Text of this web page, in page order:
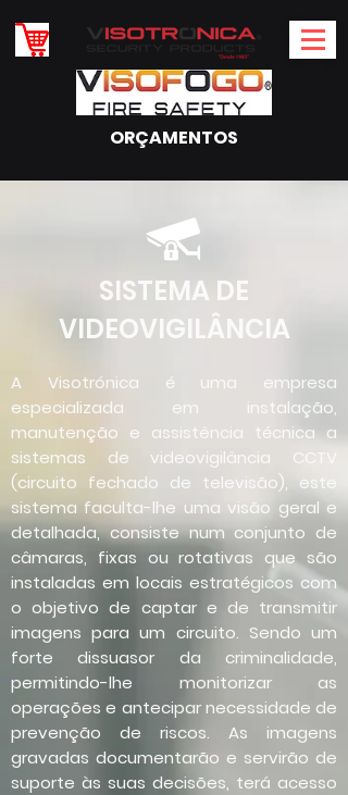
ORÇAMENTOS
SISTEMA DE
VIDEOVIGILÂNCIA
A Visotrónica é uma empresa
especializada em instalação,
manutenção e assistência técnica a
sistemas de videovigilância CCTV
(circuito fechado de televisão), este
sistema faculta-lhe uma visão geral e
detalhada, consiste num conjunto de
câmaras, fixas ou rotativas que são
instaladas em locais estratégicos com
o objetivo de captar e de transmitir
imagens para um circuito. Sendo um
forte dissuasor da criminalidade,
permitindo-lhe monitorizar as
operações e antecipar necessidade de
prevenção de riscos. As imagens
gravadas documentarão e servirão de
suporte às suas decisões, terá acesso